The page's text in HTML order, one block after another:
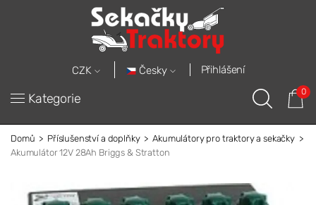
CZK Česky Přihlášení
Kategorie 0
Domů Příslušenství a doplňky
Akumulátory pro traktory a sekačky
Akumulátor 12V 28Ah Briggs & Stratton